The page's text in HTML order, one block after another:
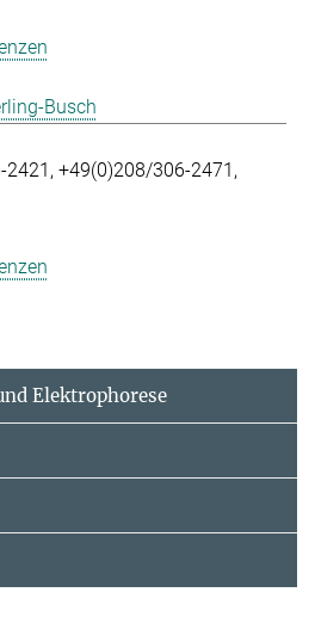
Busch
2421 +49(0)208/306-2471
Elektrophorese